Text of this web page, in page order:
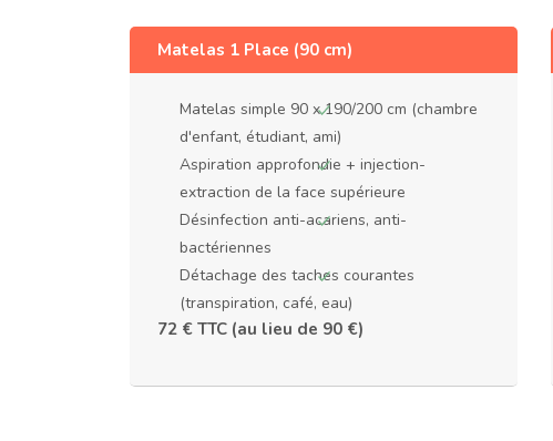
Matelas 1 Place (90 cm)
Matelas simple 90 x 190/200 cm (chambre
d'enfant, étudiant, ami)
Aspiration approfondie + injection-
extraction de la face supérieure
Désinfection anti-acariens, anti-
bactériennes
Détachage des taches courantes
(transpiration, café, eau)
72 € TTC (au lieu de 90 €)